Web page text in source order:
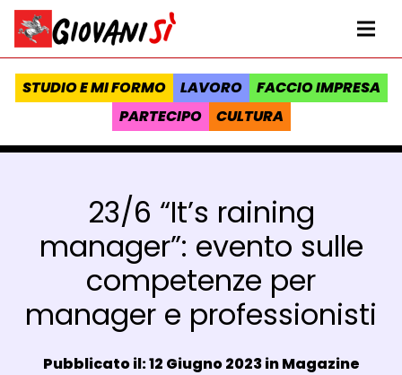
Vai al contenuto
Homepage Giovanisì - Progetto della Regione Toscana
STUDIO E MI FORMO LAVORO
FACCIO IMPRESA
PARTECIPO
CULTURA
23/6 “It’s raining
manager”: evento sulle
competenze per
manager e professionisti
Data e ora:
Pubblicato il: 12 Giugno 2023 inMagazine